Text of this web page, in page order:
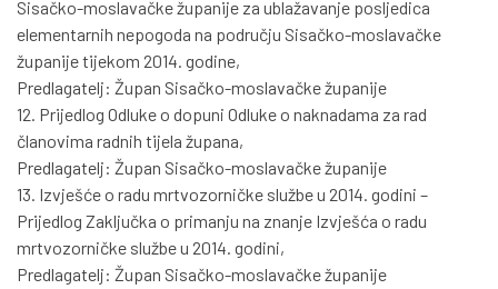
Sisačko-moslavačke županije za ublažavanje posljedica
elementarnih nepogoda na području Sisačko-moslavačke
županije tijekom 2014. godine,
Predlagatelj: Župan Sisačko-moslavačke županije
12. Prijedlog Odluke o dopuni Odluke o naknadama za rad
članovima radnih tijela župana,
Predlagatelj: Župan Sisačko-moslavačke županije
13. Izvješće o radu mrtvozorničke službe u 2014. godini –
Prijedlog Zaključka o primanju na znanje Izvješća o radu
mrtvozorničke službe u 2014. godini,
Predlagatelj: Župan Sisačko-moslavačke županije